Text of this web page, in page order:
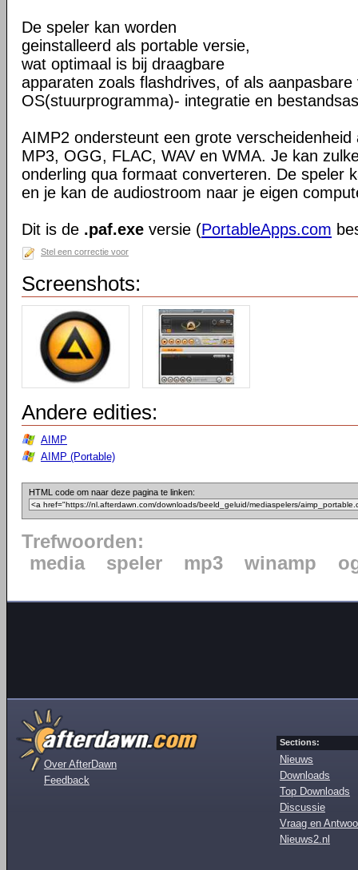
De speler kan worden
geinstalleerd als portable versie,
wat optimaal is bij draagbare
apparaten zoals flashdrives, of als aanpasbare
OS(stuurprogramma)- integratie en
AIMP2 ondersteunt een grote
MP3, OGG, FLAC, WAV en WMA. Je kan
onderling qua formaat converteren. De speler
en je kan de audiostroom naar je eigen
Dit is de .paf.exe versie (PortableApps.com
Stel een correctie voor
Screenshots:
Andere edities:
AIMP
AIMP (Portable)
HTML code om naar deze pagina te linken:
Trefwoorden:
media
speler mp3 winamp
Over AfterDawn
Feedback
Sections:
Nieuws
Downloads
Top Downloads
Discussie
Vraag en
Nieuws2.nl